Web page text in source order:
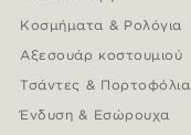
Κοσμήματα & Ρολόγια
Αξεσουάρ κοστουμιού
Τσάντες & Πορτοφόλια
Ένδυση & Εσώρουχα